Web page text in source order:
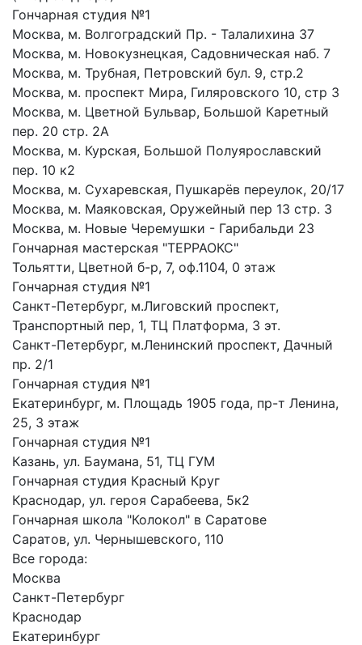
Гончарная студия №1
Москва, м. Волгоградский Пр. - Талалихина 37
Москва, м. Новокузнецкая, Садовническая наб. 7
Москва, м. Трубная, Петровский бул. 9, стр.2
Москва, м. проспект Мира, Гиляровского 10, стр 3
Москва, м. Цветной Бульвар, Большой Каретный
пер. 20 стр. 2А
Москва, м. Курская, Большой Полуярославский
пер. 10 к2
Москва, м. Сухаревская, Пушкарёв переулок, 20/17
Москва, м. Маяковская, Оружейный пер 13 стр. 3
Москва, м. Новые Черемушки - Гарибальди 23
Гончарная мастерская "ТЕРРАОКС"
Тольятти, Цветной б-р, 7, оф.1104, 0 этаж
Гончарная студия №1
Санкт-Петербург, м.Лиговский проспект,
Транспортный пер, 1, ТЦ Платформа, 3 эт.
Санкт-Петербург, м.Ленинский проспект, Дачный
пр. 2/1
Гончарная студия №1
Екатеринбург, м. Площадь 1905 года, пр-т Ленина,
25, 3 этаж
Гончарная студия №1
Казань, ул. Баумана, 51, ТЦ ГУМ
Гончарная студия Красный Круг
Краснодар, ул. героя Сарабеева, 5к2
Гончарная школа "Колокол" в Саратове
Саратов, ул. Чернышевского, 110
Все города:
Москва
Санкт-Петербург
Краснодар
Екатеринбург